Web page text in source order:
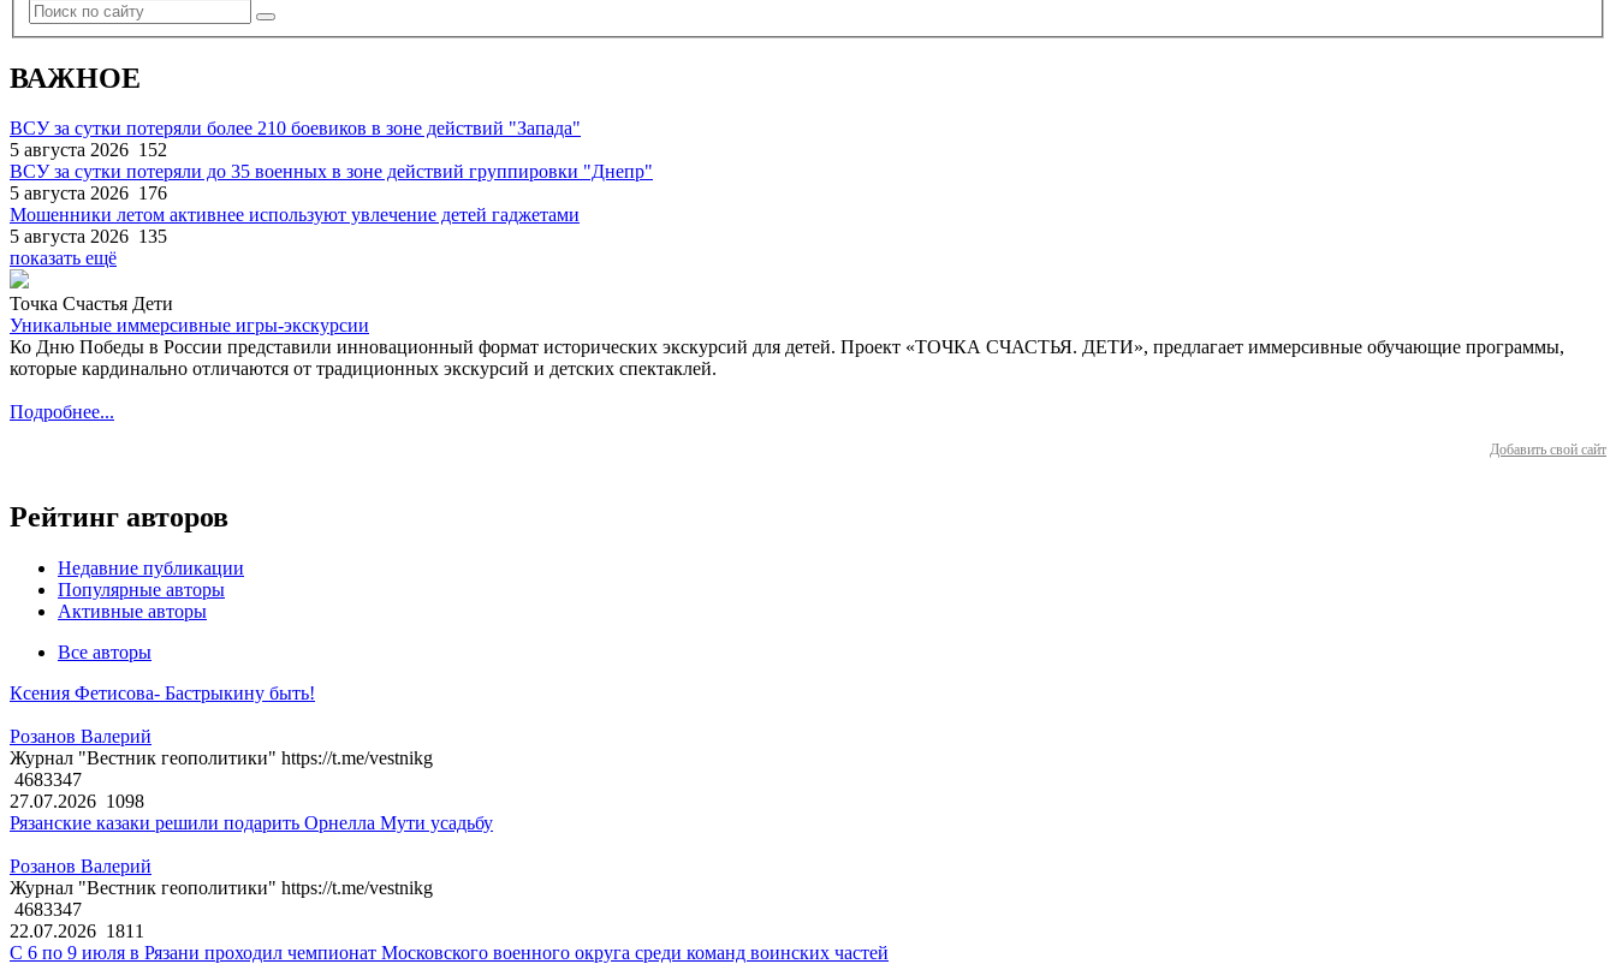
ВАЖНОЕ
ВСУ за сутки потеряли более 210 боевиков в зоне действий "Запада"
5 августа 2026 152
ВСУ за сутки потеряли до 35 военных в зоне действий группировки "Днепр"
5 августа 2026 176
Мошенники летом активнее используют увлечение детей гаджетами
5 августа 2026 135
показать ещё
Точка Счастья Дети
Уникальные иммерсивные игры-экскурсии
Ко Дню Победы в России представили инновационный формат исторических экскурсий для детей. Проект «ТОЧКА СЧАСТЬЯ. ДЕТИ», предлагает иммерсивные обучающие программы,
которые кардинально отличаются от традиционных экскурсий и детских спектаклей.
Подробнее...
Добавить свой сайт
Рейтинг авторов
Недавние публикации
Популярные авторы
Активные авторы
Все авторы
Ксения Фетисова- Бастрыкину быть!
Розанов Валерий
Журнал "Вестник геополитики" https://t.me/vestnikg
4683347
27.07.2026 1098
Рязанские казаки решили подарить Орнелла Мути усадьбу
Розанов Валерий
Журнал "Вестник геополитики" https://t.me/vestnikg
4683347
22.07.2026 1811
С 6 по 9 июля в Рязани проходил чемпионат Московского военного округа среди команд воинских частей